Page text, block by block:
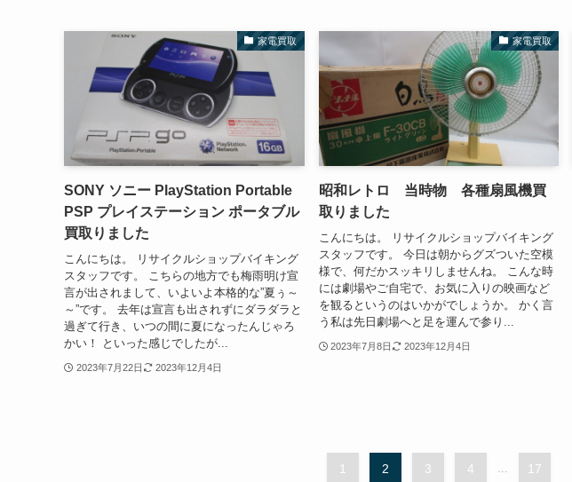
家電買取
SONY ソニー PlayStation Portable
PSP プレイステーション ポータブル
買取りました
こんにちは。 リサイクルショップバイキング
スタッフです。 こちらの地方でも梅雨明け宣
言が出されまして、いよいよ本格的な”夏ぅ～
～”です。 去年は宣言も出されずにダラダラと
過ぎて行き、いつの間に夏になったんじゃろ
かい！ といった感じでしたが...
2023年7月22日 2023年12月4日
家電買取
昭和レトロ 当時物 各種扇風機買
取りました
こんにちは。 リサイクルショップバイキング
スタッフです。 今日は朝からグズついた空模
様で、何だかスッキリしませんね。 こんな時
には劇場やご自宅で、お気に入りの映画など
を観るというのはいかがでしょうか。 かく言
う私は先日劇場へと足を運んで参り...
2023年7月8日 2023年12月4日
1 2 3 4 17